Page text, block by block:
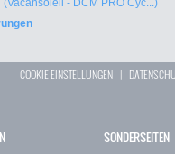
(Vacansoleil - DCM PRO Cyc...)
COOKIE EINSTELLUNGEN |
SONDERSEITEN